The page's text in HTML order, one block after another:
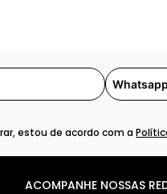
estou de acordo com a
ACOMPANHE NOSSAS